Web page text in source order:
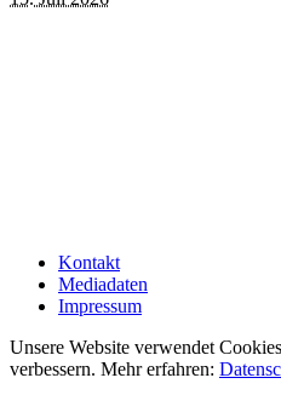
Kontakt
Mediadaten
Impressum
Unsere Website verwendet
verbessern. Mehr erfahren: